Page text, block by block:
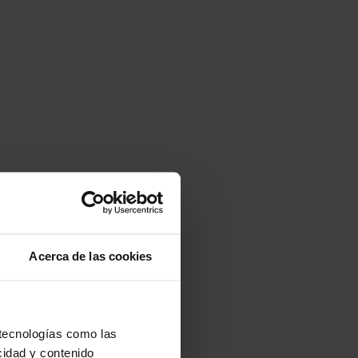
Acerca de las cookies
como las
y contenido